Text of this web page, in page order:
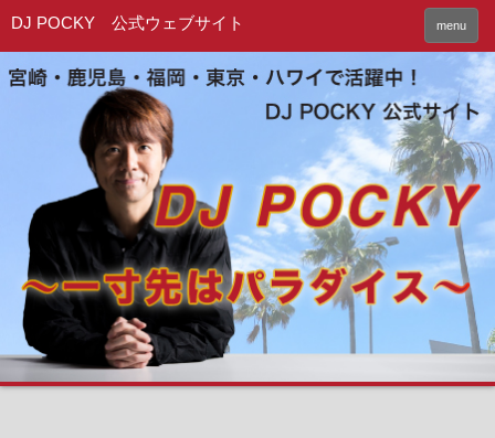
menu
DJ POCKY 公式ウェブサイト